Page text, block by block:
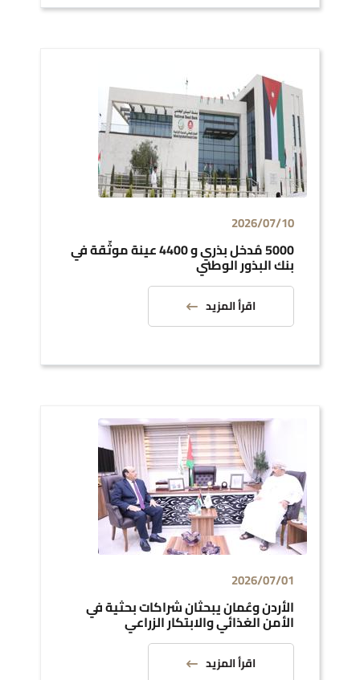
2026/07/10
5000 مُدخل بذري و 4400 عينة موثّقة في
بنك البذور الوطني
اقرأ المزيد
2026/07/01
الأردن وعُمان يبحثان شراكات بحثية في
الأمن الغذائي والابتكار الزراعي
اقرأ المزيد